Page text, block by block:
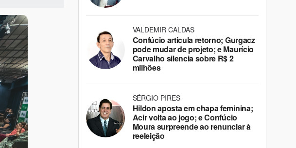
VALDEMIR CALDAS
Confúcio articula retorno; Gurgacz
pode mudar de projeto; e Maurício
Carvalho silencia sobre R$ 2
milhões
SÉRGIO PIRES
Hildon aposta em chapa feminina;
Acir volta ao jogo; e Confúcio
Moura surpreende ao renunciar à
reeleição